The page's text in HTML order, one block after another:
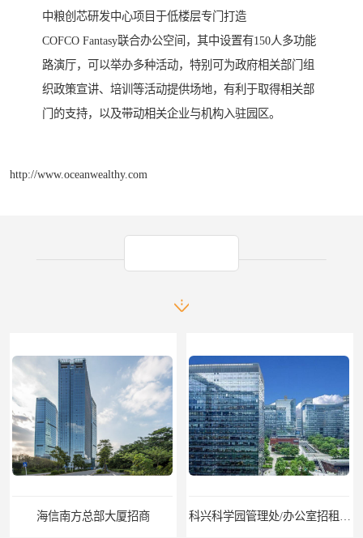
中粮创芯研发中心项目于低楼层专门打造
COFCO Fantasy联合办公空间，其中设置有150人多功能
路演厅，可以举办多种活动，特别可为政府相关部门组
织政策宣讲、培训等活动提供场地，有利于取得相关部
门的支持，以及带动相关企业与机构入驻园区。
http://www.oceanwealthy.com
中国华润大厦招商